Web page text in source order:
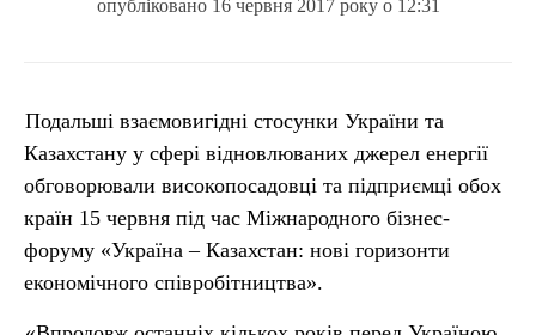
опубліковано 16 червня 2017 року о 12:31
Подальші взаємовигідні стосунки України та
Казахстану у сфері відновлюваних джерел енергії
обговорювали високопосадовці та підприємці обох
країн 15 червня під час Міжнародного бізнес-
форуму «Україна – Казахстан: нові горизонти
економічного співробітництва».